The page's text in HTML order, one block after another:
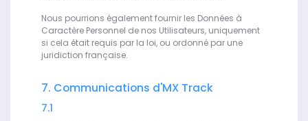
Nous pourrions également fournir les Données à
Caractère Personnel de nos Utilisateurs, uniquement
si cela était requis par la loi, ou ordonné par une
juridiction française.
7. Communications d'MX Track
7.1